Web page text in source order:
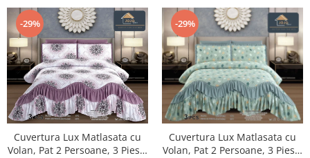
-29%
Cuvertura Lux Matlasata cu
Volan, Pat 2 Persoane, 3 Piese,
-29%
Cuvertura Lux Matlasata cu
Volan, Pat 2 Persoane, 3 Piese,